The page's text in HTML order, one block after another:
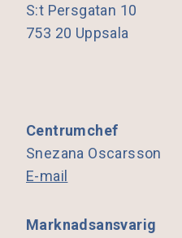
S:t Persgatan 10
753 20 Uppsala
Centrumchef
Snezana Oscarsson
E-mail
Marknadsansvarig